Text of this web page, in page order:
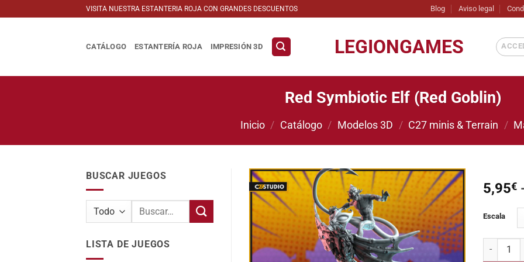
al
VISITA NUESTRA ESTANTERIA ROJA CON GRANDES DESCUENTOS Blog Aviso legal
LEGIONGAMES
CATÁLOGO ESTANTERÍA ROJA IMPRESIÓN 3D
Red Symbiotic Elf (Red Goblin)
Inicio / Catálogo / Modelos 3D / C27 minis & Terrain /
BUSCAR JUEGOS
Buscar
LISTA DE JUEGOS
Añadir
a la
lista de
deseos
5,95€
Escala
Red